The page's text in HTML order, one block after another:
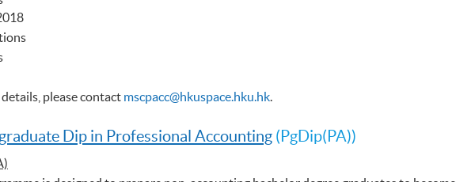
please contact mscpacc@hkuspace.hku.hk.
Dip in Professional Accounting (PgDip(PA))